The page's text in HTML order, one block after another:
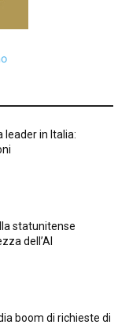
leader in Italia:
statunitense
dell’AI
boom di richieste di